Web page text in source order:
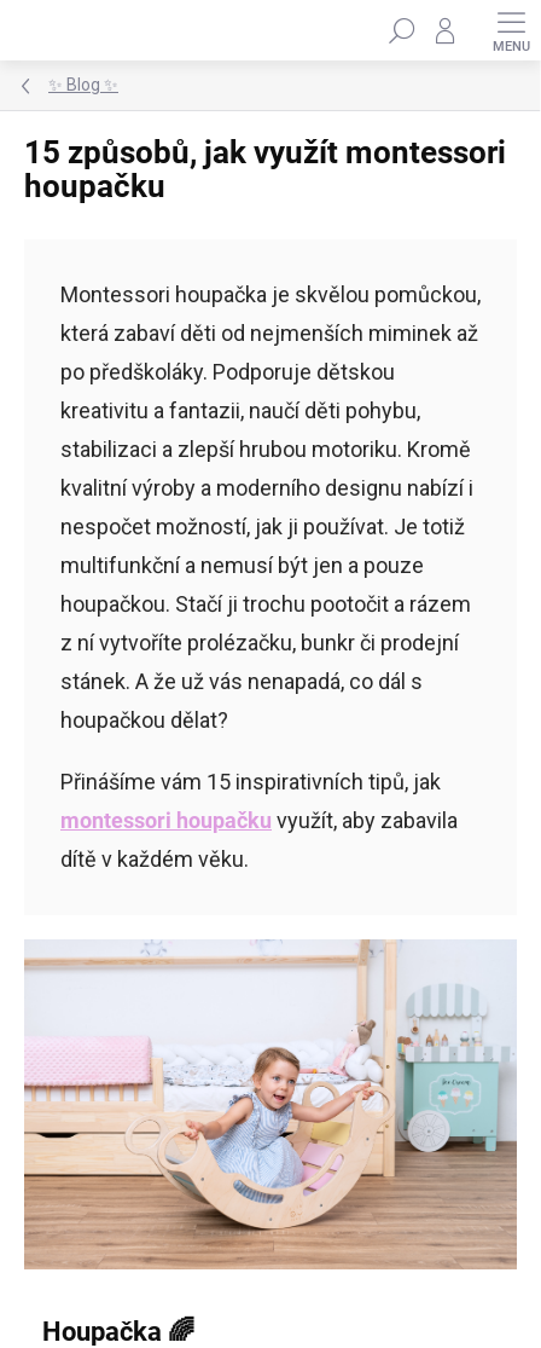
Hledat
✨ Blog ✨
15 způsobů, jak využít montessori
houpačku
Montessori houpačka je skvělou pomůckou,
která zabaví děti od nejmenších miminek až
po předškoláky. Podporuje dětskou
kreativitu a fantazii, naučí děti pohybu,
stabilizaci a zlepší hrubou motoriku. Kromě
kvalitní výroby a moderního designu nabízí i
nespočet možností, jak ji používat. Je totiž
multifunkční a nemusí být jen a pouze
houpačkou. Stačí ji trochu pootočit a rázem
z ní vytvoříte prolézačku, bunkr či prodejní
stánek. A že už vás nenapadá, co dál s
houpačkou dělat?
Přinášíme vám 15 inspirativních tipů, jak
montessori houpačku využít, aby zabavila
dítě v každém věku.
Houpačka 🌈